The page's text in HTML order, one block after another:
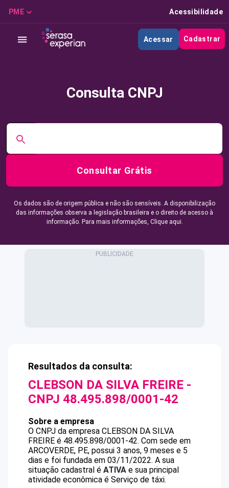
PME Acessibilidade
Acessar Cadastrar
Consulta CNPJ
Consultar Grátis
Os dados são de origem pública e não são sensíveis. A disponibilização
das informações observa a legislação brasileira e o direito de acesso à
informação. Para mais informações, Clique aqui.
Resultados da consulta:
CLEBSON DA SILVA FREIRE -
CNPJ 48.495.898/0001-42
Sobre a empresa
O CNPJ da empresa CLEBSON DA SILVA
FREIRE é 48.495.898/0001-42. Com sede em
ARCOVERDE, PE, possui 3 anos, 9 meses e 5
dias e foi fundada em 03/11/2022. A sua
situação cadastral é ATIVA e sua principal
atividade econômica é Serviço de táxi.